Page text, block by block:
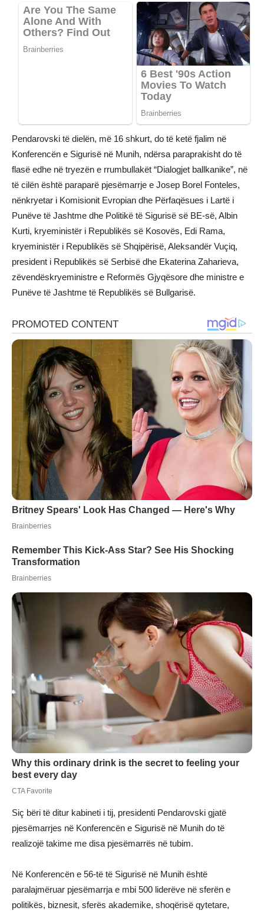
Pendarovski të dielën, më 16 shkurt, do të ketë fjalim në
Konferencën e Sigurisë në Munih, ndërsa paraprakisht do të
flasë edhe në tryezën e rrumbullakët “Dialogjet ballkanike”, në
të cilën është paraparë pjesëmarrje e Josep Borel Fonteles,
nënkryetar i Komisionit Evropian dhe Përfaqësues i Lartë i
Punëve të Jashtme dhe Politikë të Sigurisë së BE-së, Albin
Kurti, kryeministër i Republikës së Kosovës, Edi Rama,
kryeministër i Republikës së Shqipërisë, Aleksandër Vuçiq,
president i Republikës së Serbisë dhe Ekaterina Zaharieva,
zëvendëskryeministre e Reformës Gjyqësore dhe ministre e
Punëve të Jashtme të Republikës së Bullgarisë.
Siç bëri të ditur kabineti i tij, presidenti Pendarovski gjatë
pjesëmarrjes në Konferencën e Sigurisë në Munih do të
realizojë takime me disa pjesëmarrës në tubim.
Në Konferencën e 56-të të Sigurisë në Munih është
paralajmëruar pjesëmarrja e mbi 500 liderëve në sferën e
politikës, biznesit, sferës akademike, shoqërisë qytetare,